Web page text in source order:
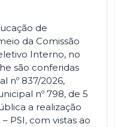
de
da Comissão
Interno, no
são conferidas
nº 837/2026,
nº 798, de 5
a realização
PSI, com vistas ao